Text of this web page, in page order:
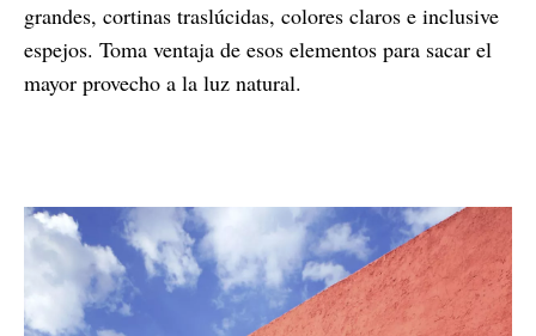
grandes, cortinas traslúcidas, colores claros e inclusive
espejos. Toma ventaja de esos elementos para sacar el
mayor provecho a la luz natural.